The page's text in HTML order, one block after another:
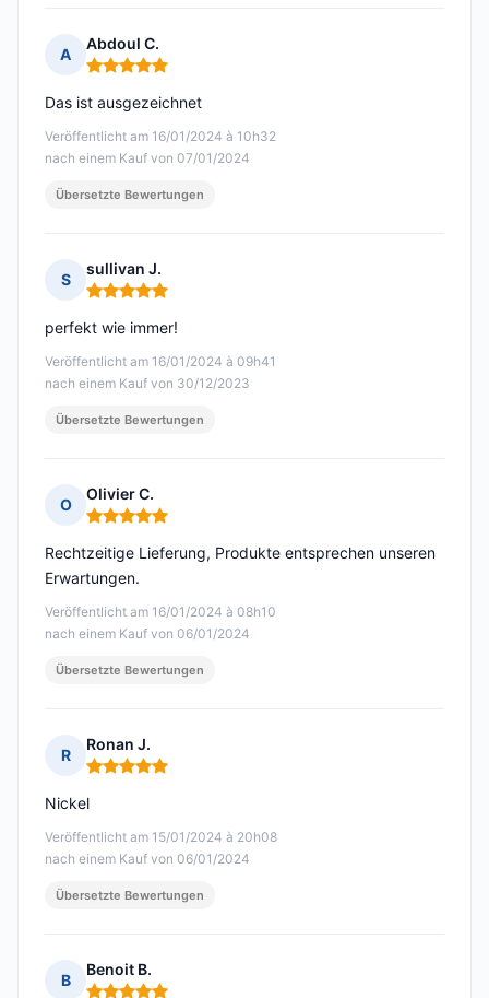
A
Abdoul C.
Hinweis: 5 von 5
Veröffentlicht am 16/01/2024 à 10h32
nach einem Kauf von 07/01/2024
Das ist ausgezeichnet
Übersetzte Bewertungen
S
sullivan J.
Hinweis: 5 von 5
Veröffentlicht am 16/01/2024 à 09h41
nach einem Kauf von 30/12/2023
perfekt wie immer!
Übersetzte Bewertungen
O
Olivier C.
Hinweis: 5 von 5
Veröffentlicht am 16/01/2024 à 08h10
nach einem Kauf von 06/01/2024
Rechtzeitige Lieferung, Produkte entsprechen unseren
Erwartungen.
Übersetzte Bewertungen
R
Ronan J.
Hinweis: 5 von 5
Veröffentlicht am 15/01/2024 à 20h08
nach einem Kauf von 06/01/2024
Nickel
Übersetzte Bewertungen
B
Benoit B.